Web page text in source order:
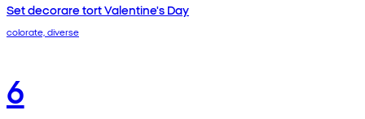
Set decorare tort Valentine's Day
colorate, diverse
6